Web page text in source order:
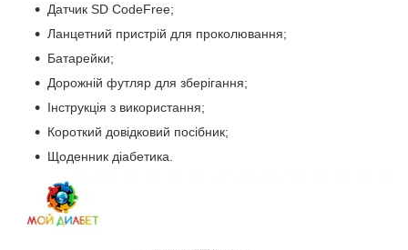
Датчик SD CodeFree;
Ланцетний пристрій для проколювання;
Батарейки;
Дорожній футляр для зберігання;
Інструкція з використання;
Короткий довідковий посібник;
Щоденник діабетика.